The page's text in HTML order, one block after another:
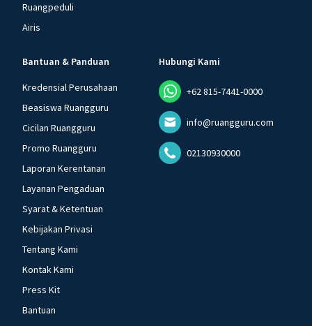
Ruangpeduli
Airis
Bantuan & Panduan
Kredensial Perusahaan
Beasiswa Ruangguru
Cicilan Ruangguru
Promo Ruangguru
Laporan Kerentanan
Layanan Pengaduan
Syarat & Ketentuan
Kebijakan Privasi
Tentang Kami
Kontak Kami
Press Kit
Bantuan
Hubungi Kami
+62 815-7441-0000
info@ruangguru.com
02130930000